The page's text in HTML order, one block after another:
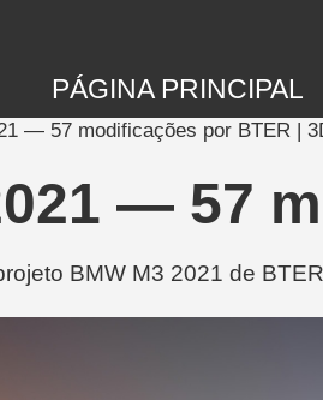
PÁGINA PRINCIPAL
— 57 modificações por BTER |
— 57
BMW M3 2021 de